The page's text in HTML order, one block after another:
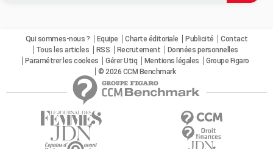
Qui sommes-nous ? Equipe Charte éditoriale Publicité
Contact
Tous les articles
RSS Recrutement
Données personnelles
Paramétrer les cookies
Gérer Utiq Mentions légales
Groupe Figaro
© 2026 CCM Benchmark